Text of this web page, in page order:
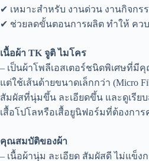
✔ เหมาะสำหรับ งานด่วน งานกิจก
✔ ช่วยลดขั้นตอนการผลิต ทำให้ คว
เนื้อผ้า TK จูติ ไมโคร
– เป็นผ้าโพลีเอสเตอร์ชนิดพิเศษที่มี
แต่ใช้เส้นด้ายขนาดเล็กกว่า (Micro
สัมผัสที่นุ่มขึ้น ละเอียดขึ้น และดูเรีย
เสื้อโปโลหรือเสื้อยูนิฟอร์มที่ต้องก
คุณสมบัติของผ้า
– เนื้อผ้านุ่ม ละเอียด สัมผัสดี ไม่แข็ง